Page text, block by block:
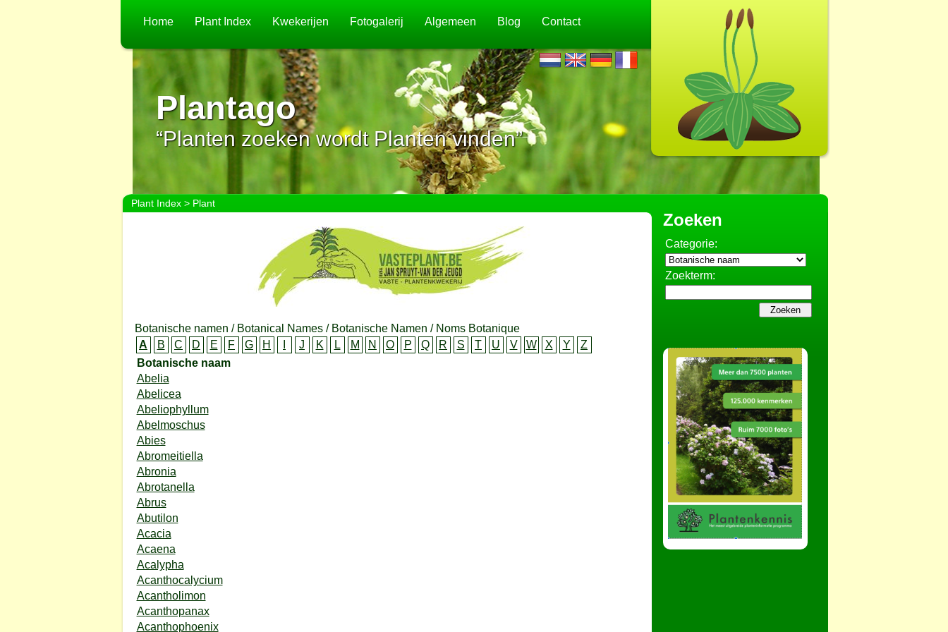
Home Plant Index Kwekerijen Fotogalerij Algemeen Blog Contact
Plantago
“Planten zoeken wordt Planten vinden”
Plant Index> Plant
Botanische namen / Botanical Names / Botanische Namen / Noms Botanique
A
B C D E F G H J K L M N O P Q R S T U V W X Y
Z
Botanische naam
Abelia
Abelicea
Abeliophyllum
Abelmoschus
Abies
Abromeitiella
Abronia
Abrotanella
Abrus
Abutilon
Acacia
Acaena
Acalypha
Acanthocalycium
Acantholimon
Acanthopanax
Acanthophoenix
Zoeken
Categorie:
Zoekterm: